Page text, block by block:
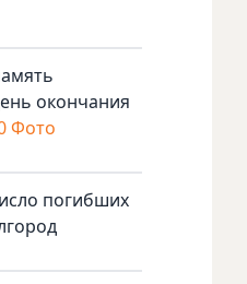
окончания
Фото
погибших